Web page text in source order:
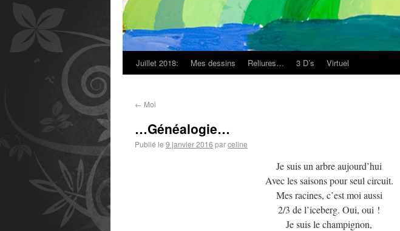
Juillet 2018: Mes dessins Reliures… 3 D’s Virtuel
← Moi
…Généalogie…
Publié le 9 janvier 2016 parceline
Je suis un arbre aujourd’hui
Avec les saisons pour seul circuit.
Mes racines, c’est moi aussi
2/3 de l’iceberg. Oui, oui !
Je suis le champignon,